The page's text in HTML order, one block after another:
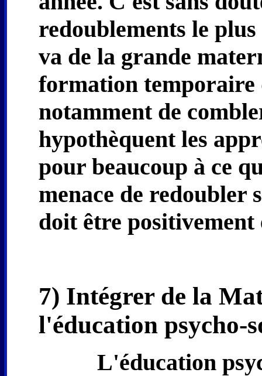
redoublements le
va de la grande
formation temporaire
notamment de
hypothèquent les
pour beaucoup à ce
menace de redoubler
doit être positivement
7) Intégrer de la
l'éducation psycho-
L'éducation